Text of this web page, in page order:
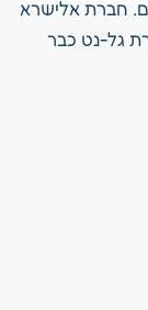
חברת אלישרא
גל-נט כבר